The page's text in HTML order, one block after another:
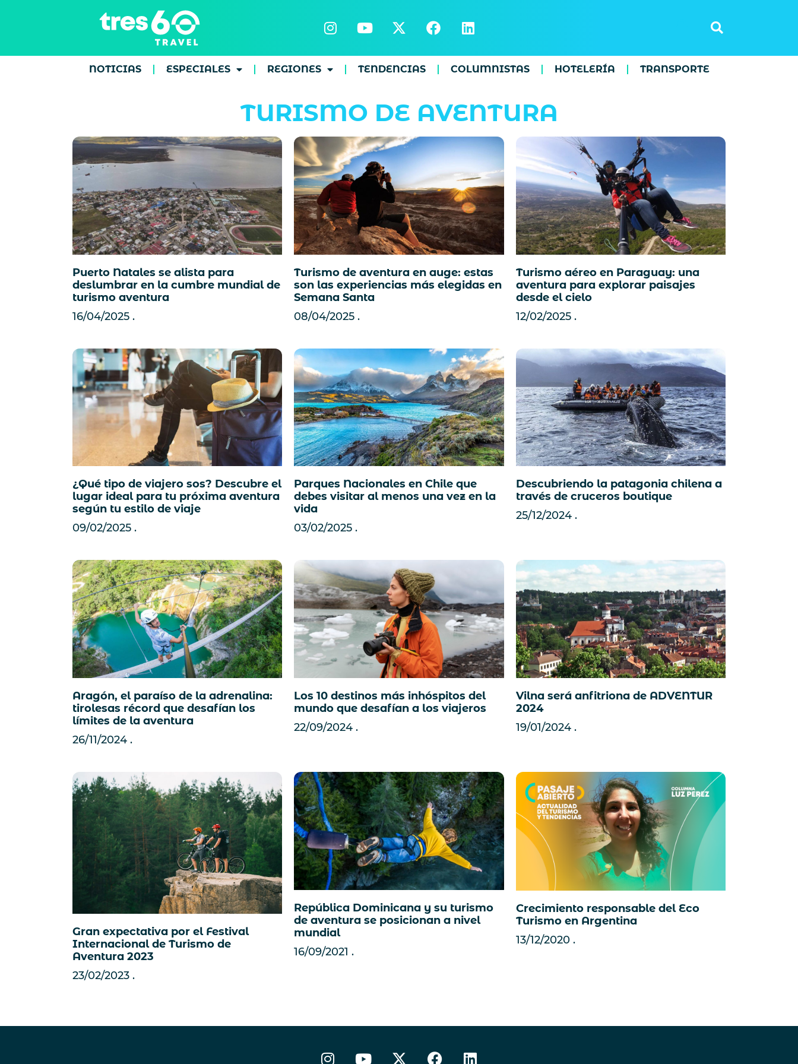
NOTICIAS ESPECIALES REGIONES TENDENCIAS COLUMNISTAS HOTELERÍA TRANSPORTE
TURISMO DE AVENTURA
Puerto Natales se alista para
deslumbrar en la cumbre mundial de
turismo aventura
16/04/2025
Turismo de aventura en auge: estas
son las experiencias más elegidas en
Semana Santa
08/04/2025
Turismo aéreo en Paraguay: una
aventura para explorar paisajes
desde el cielo
12/02/2025
¿Qué tipo de viajero sos? Descubre el
lugar ideal para tu próxima aventura
según tu estilo de viaje
09/02/2025
Parques Nacionales en Chile que
debes visitar al menos una vez en la
vida
03/02/2025
Descubriendo la patagonia chilena a
través de cruceros boutique
25/12/2024
Aragón, el paraíso de la adrenalina:
tirolesas récord que desafían los
límites de la aventura
26/11/2024
Los 10 destinos más inhóspitos del
mundo que desafían a los viajeros
22/09/2024
Vilna será anfitriona de ADVENTUR
2024
19/01/2024
Gran expectativa por el Festival
Internacional de Turismo de
Aventura 2023
23/02/2023
República Dominicana y su turismo
de aventura se posicionan a nivel
mundial
16/09/2021
Crecimiento responsable del Eco
Turismo en Argentina
13/12/2020